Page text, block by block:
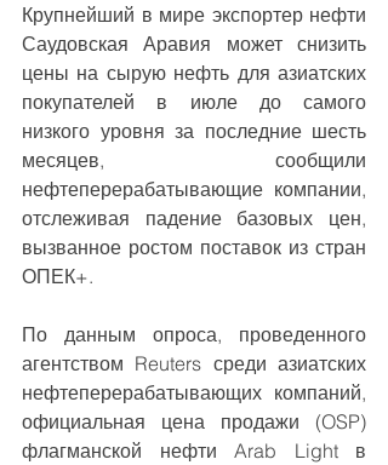
Крупнейший в мире экспортер нефти
Саудовская Аравия может снизить
цены на сырую нефть для азиатских
покупателей в июле до самого
низкого уровня за последние шесть
месяцев, сообщили
нефтеперерабатывающие компании,
отслеживая падение базовых цен,
вызванное ростом поставок из стран
ОПЕК+.
По данным опроса, проведенного
агентством Reuters среди азиатских
нефтеперерабатывающих компаний,
официальная цена продажи (OSP)
флагманской нефти Arab Light в